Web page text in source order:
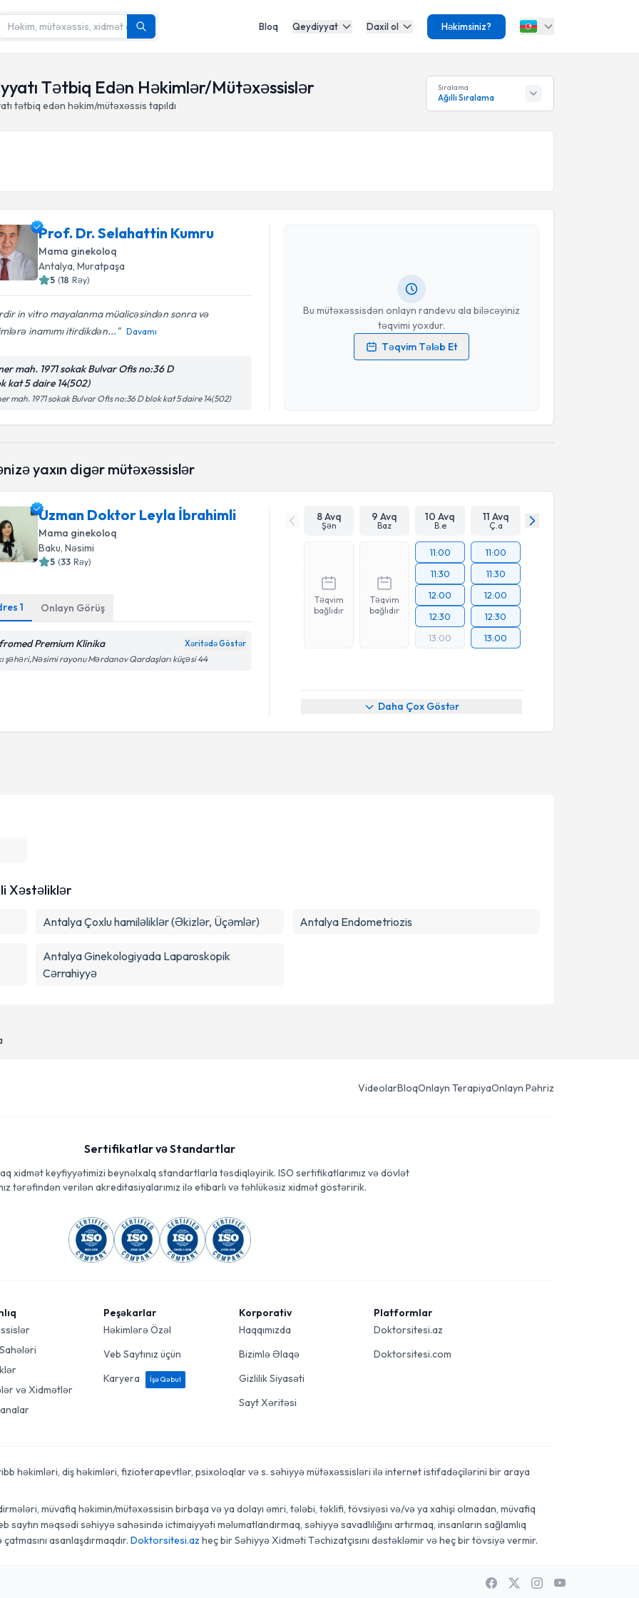
Bloq Qeydiyyat Daxil ol Həkimsiniz?
Tətbiq Edən Həkimlər/Mütəxəssislər
tətbiq edən həkim/mütəxəssis tapıldı
Sıralama
Ağıllı Sıralama
Prof. Dr. Selahattin Kumru
Mama ginekoloq
Antalya, Muratpaşa
5 (18 Rəy)
in vitro mayalanma müalicəsindən sonra və
inamımı itirdikdən...
Davamı
mah. 1971 sokak Bulvar Ofis no:36 D
kat 5 daire 14(502)
mah. 1971 sokak Bulvar Ofis no:36 D blok kat 5 daire 14(502)
Bu mütəxəssisdən onlayn randevu ala biləcəyiniz
təqvimi yoxdur.
Təqvim Tələb Et
Şəxsi məlumatlarımın emal edilməsinə dair
yaxın digər mütəxəssislər
Uzman Doktor Leyla İbrahimli
Mama ginekoloq
Baku, Nəsimi
5 (33 Rəy)
1 Onlayn Görüş
Premium Klinika Xəritədə Göstər
şəhəri,Nəsimi rayonu Mərdanov Qardaşları küçəsi 44
8 Avq
Şən
9 Avq
Baz
10 Avq
B.e
11 Avq
Ç.a
Təqvim
bağlıdır
Təqvim
bağlıdır
11:00
11:30
12:00
12:30
13:00
11:00
11:30
12:00
12:30
13:00
Daha Çox Göstər
Xəstəliklər
Antalya Çoxlu hamiləliklər (Əkizlər, Üçəmlər) Antalya Endometriozis
Antalya Ginekologiyada Laparoskopik
Cərrahiyyə
VideolarBloqOnlayn TerapiyaOnlayn Pəhriz
Sertifikatlar və Standartlar
xidmət keyfiyyətimizi beynəlxalq standartlarla təsdiqləyirik. ISO sertifikatlarımız və dövlət
tərəfindən verilən akreditasiyalarımız ilə etibarlı və təhlükəsiz xidmət göstəririk.
və Xidmətlər
Peşəkarlar
Həkimlərə Özəl
Veb Saytınız üçün
Karyera
İşə Qəbul
Korporativ
Haqqımızda
Bizimlə Əlaqə
Gizlilik Siyasəti
Sayt Xəritəsi
Platformlar
Doktorsitesi.az
Doktorsitesi.com
həkimləri, diş həkimləri, fizioterapevtlər, psixoloqlar və s. səhiyyə mütəxəssisləri ilə internet istifadəçilərini bir araya
müvafiq həkimin/mütəxəssisin birbaşa və ya dolayı əmri, tələbi, təklifi, tövsiyəsi və/və ya xahişi olmadan, müvafiq
məqsədi səhiyyə sahəsində ictimaiyyəti məlumatlandırmaq, səhiyyə savadlılığını artırmaq, insanların sağlamlıq
asanlaşdırmaqdır. Doktorsitesi.az heç bir Səhiyyə Xidməti Təchizatçısını dəstəkləmir və heç bir tövsiyə vermir.